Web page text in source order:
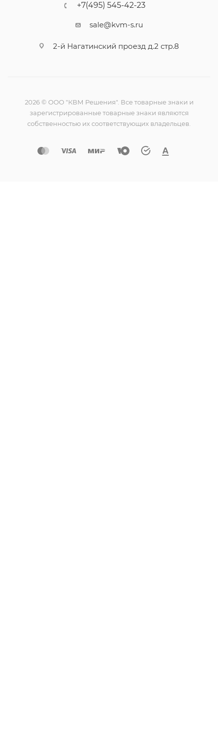
+7(495) 545-42-23
sale@kvm-s.ru
2-й Нагатинский проезд д.2 стр.8
2026 © ООО "КВМ Решения". Все товарные знаки и
зарегистрированные товарные знаки являются
собственностью их соответствующих владельцев.